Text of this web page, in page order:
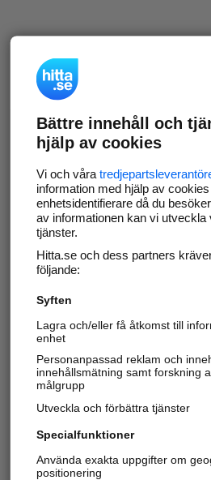
Bättre innehåll och
hjälp av cookies
Vi och våra
information med hjälp av
enhetsidentifierare då du
av informationen kan vi utveckla
tjänster.
Hitta.se och dess partners
följande:
Syften
Lagra och/eller få åtkomst till
enhet
Personanpassad reklam och
innehållsmätning samt forskning
målgrupp
Utveckla och förbättra tjänster
Specialfunktioner
Använda exakta uppgifter om
positionering